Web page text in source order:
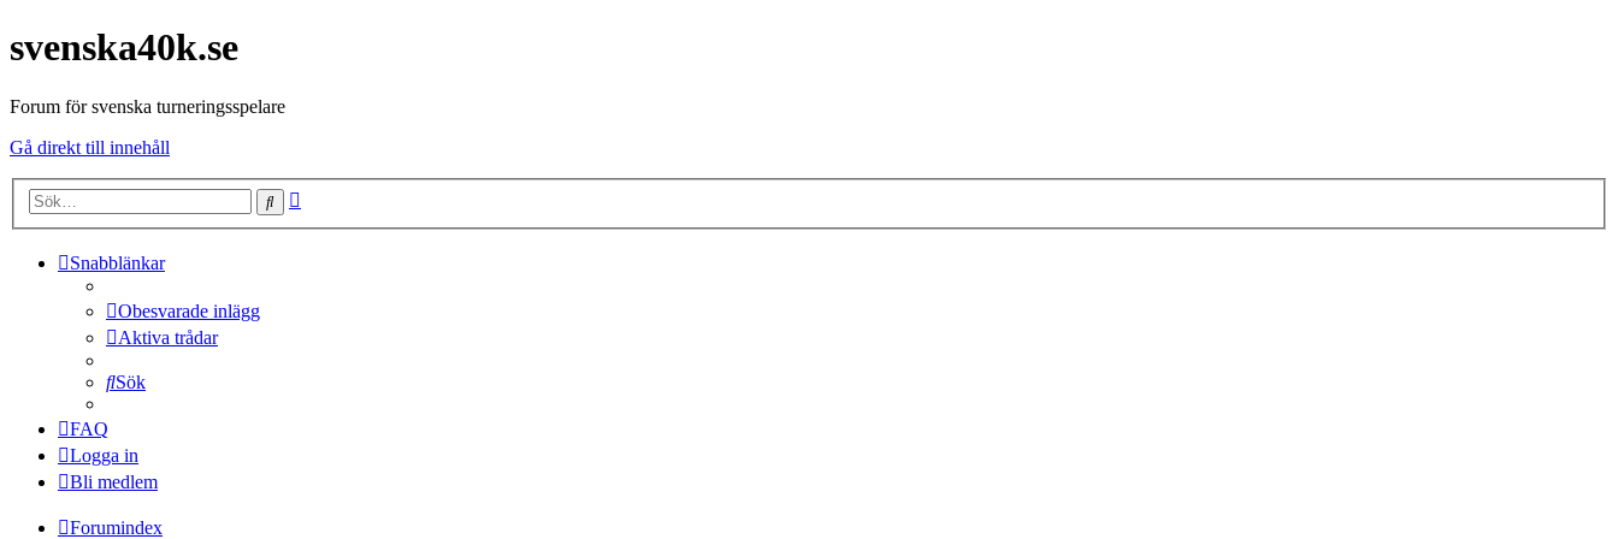
svenska40k.se
Forum för svenska turneringsspelare
Gå direkt till innehåll
Sök
Snabblänkar
Obesvarade inlägg
Aktiva trådar
Sök
FAQ
Logga in
Bli medlem
Forumindex